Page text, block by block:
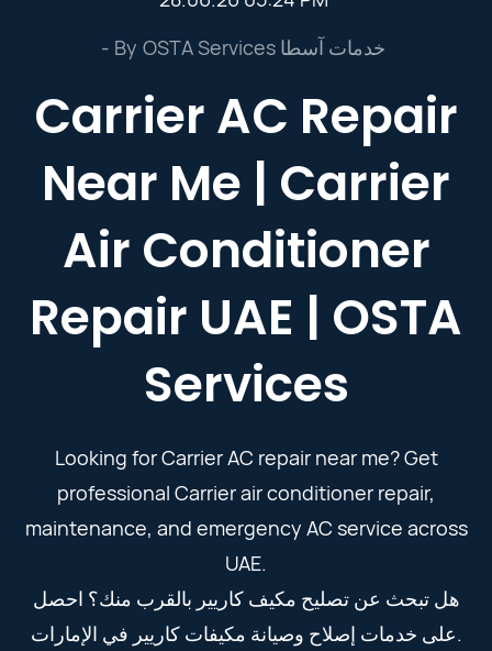
- By
OSTA Services خدمات آسطا
Carrier AC Repair
Near Me | Carrier
Air Conditioner
Repair UAE | OSTA
Services
Looking for Carrier AC repair near me? Get
professional Carrier air conditioner repair,
maintenance, and emergency AC service across
UAE.
هل تبحث عن تصليح مكيف كاريير بالقرب منك؟ احصل
على خدمات إصلاح وصيانة مكيفات كاريير في الإمارات.